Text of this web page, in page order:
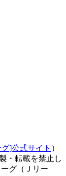
]公式サイト ）
・転載を禁止し
グ（Ｊリー